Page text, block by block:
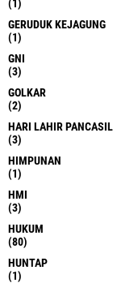
(1)
GERUDUK KEJAGUNG
(1)
GNI
(3)
GOLKAR
(2)
HARI LAHIR
(3)
HIMPUNAN
(1)
HMI
(3)
HUKUM
(80)
HUNTAP
(1)